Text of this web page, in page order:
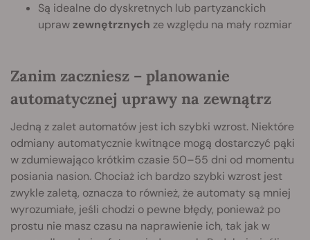
Są idealne do dyskretnych lub partyzanckich
uprawzewnętrznych ze względu na mały rozmiar
Zanim zaczniesz – planowanie
automatycznej uprawy na zewnątrz
Jedną z zalet automatów jest ich szybki wzrost. Niektóre
odmiany automatycznie kwitnące mogą dostarczyć pąki
w zdumiewająco krótkim czasie 50–55 dni od momentu
posiania nasion. Chociaż ich bardzo szybki wzrost jest
zwykle zaletą, oznacza to również, że automaty są mniej
wyrozumiałe, jeśli chodzi o pewne błędy, ponieważ po
prostu nie masz czasu na naprawienie ich, tak jak w